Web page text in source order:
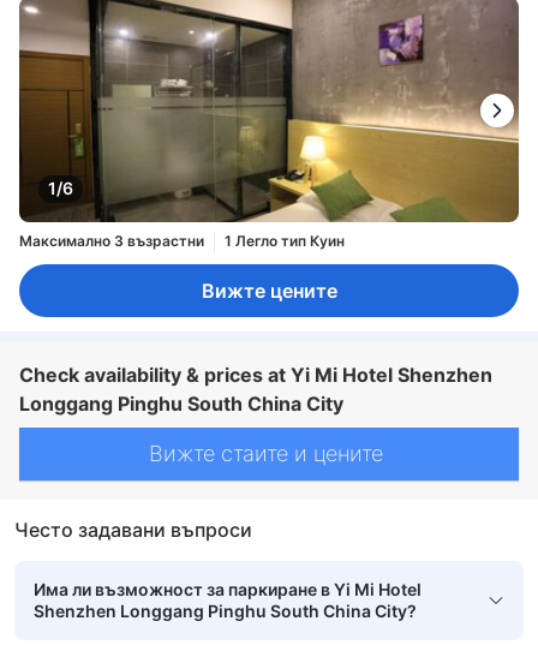
1/6
Максимално 3 възрастни 1 Легло тип Куин
Вижте цените
Check availability & prices at Yi Mi Hotel Shenzhen
Longgang Pinghu South China City
Вижте стаите и цените
Често задавани въпроси
Има ли възможност за паркиране в Yi Mi Hotel
Shenzhen Longgang Pinghu South China City?